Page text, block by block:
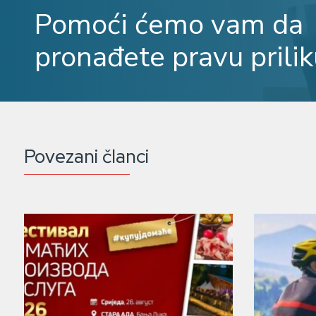
Pomoći ćemo vam da
pronađete pravu
Povezani članci